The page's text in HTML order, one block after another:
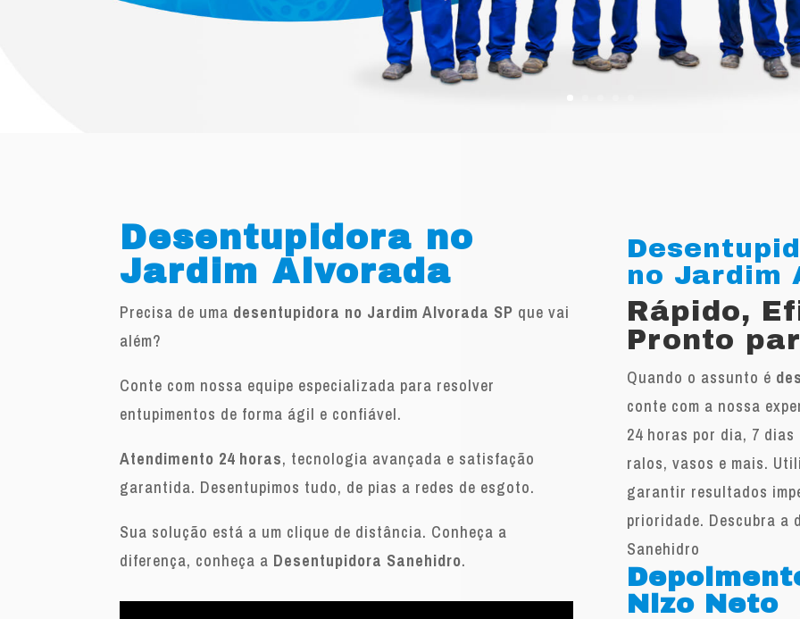
Desentupidora no
Jardim Alvorada
Precisa de uma desentupidora no Jardim Alvorada SP que vai
além?
Conte com nossa equipe especializada para resolver
entupimentos de forma ágil e confiável.
Atendimento 24 horas, tecnologia avançada e satisfação
garantida. Desentupimos tudo, de pias a redes de esgoto.
Sua solução está a um clique de distância. Conheça a
diferença, conheça a Desentupidora Sanehidro.
no Jardim
Rápido,
Pronto
Quando o assunto é
conte com a nossa
24 horas por dia, 7
ralos, vasos e mais.
garantir resultados
prioridade. Descubra a
Sanehidro
Nizo Neto